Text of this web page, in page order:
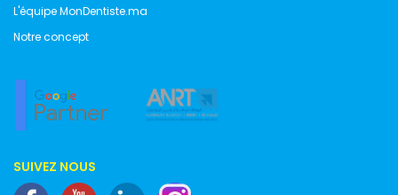
L'équipe MonDentiste.ma
Notre concept
SUIVEZ NOUS